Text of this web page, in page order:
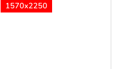
1570x2250